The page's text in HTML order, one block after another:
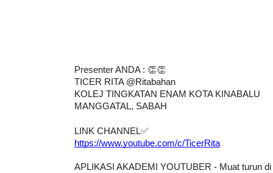
Presenter ANDA : 👏👏
TICER RITA @Ritabahan
KOLEJ TINGKATAN ENAM KOTA KINABALU
MANGGATAL, SABAH
LINK CHANNEL✅
https://www.youtube.com/c/TicerRita
APLIKASI AKADEMI YOUTUBER - Muat turun di